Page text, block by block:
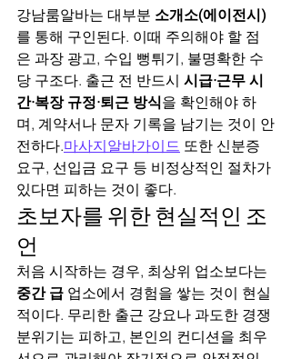
강남룸알바는 대부분 소개소(에이전시)
를 통해 구인된다. 이때 주의해야 할 점
은 과장 광고, 수입 뻥튀기, 불명확한 수
당 구조다. 출근 전 반드시 시급·근무 시
간·복장 규정·퇴근 방식을 확인해야 하
며, 계약서나 문자 기록을 남기는 것이 안
전하다.마사지알바가이드 또한 신분증
요구, 선입금 요구 등 비정상적인 절차가
있다면 피하는 것이 좋다.
초보자를 위한 현실적인 조
언
처음 시작하는 경우, 최상위 업소보다는
중간 급 업소에서 경험을 쌓는 것이 현실
적이다. 무리한 출근 강요나 과도한 경쟁
분위기는 피하고, 본인의 컨디션을 최우